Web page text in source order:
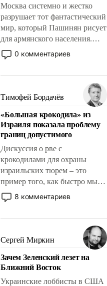
Москва системно и жестко
разрушает тот фантастический
мир, который Пашинян рисует
для армянского населения.
Мир, где этому населению все
должны просто по
политические прожекты будут
беспрекословно оплачиваться
за счет российских
налогоплательщиков, и где за
свои поступки не нужно
отвечать.
0 комментариев
Тимофей Бордачёв
«Большая крокодила» из
Израиля показала проблему
границ допустимого
Дискуссия о рве с
крокодилами для охраны
израильских тюрем – это
пример того, как быстро мы
двигаемся по пути
революционных изменений.
псевдонаучной фантастики,
стало всерьез обсуждаемой
идеей.
8 комментариев
Сергей Миркин
Зачем Зеленский лезет на
Ближний Восток
Украинские лоббисты в США